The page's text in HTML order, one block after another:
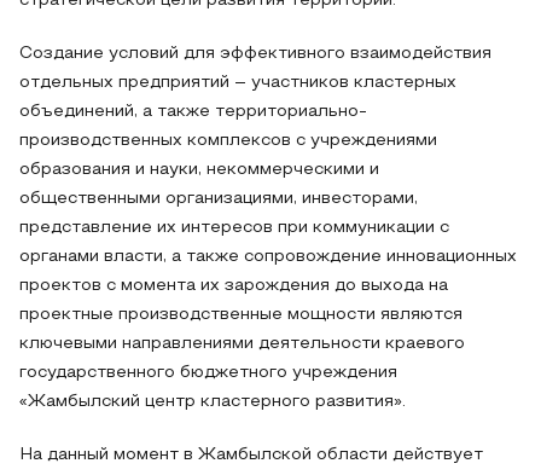
Создание условий для эффективного взаимодействия
отдельных предприятий – участников кластерных
объединений, а также территориально-
производственных комплексов с учреждениями
образования и науки, некоммерческими и
общественными организациями, инвесторами,
представление их интересов при коммуникации с
органами власти, а также сопровождение инновационных
проектов с момента их зарождения до выхода на
проектные производственные мощности являются
ключевыми направлениями деятельности краевого
государственного бюджетного учреждения
«Жамбылский центр кластерного развития».
На данный момент в Жамбылской области действует